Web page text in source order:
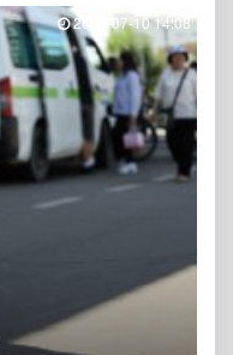
2026-07-10 14:08